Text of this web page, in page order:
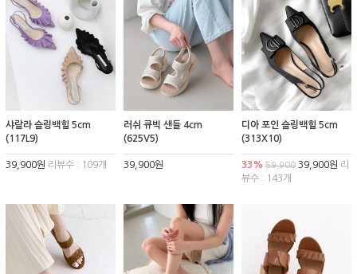
샤랄라 슬링백힐 5cm
(117L9)
39,900원 리뷰수 : 109개
러쉬 큐빅 샌들 4cm
(625V5)
39,900원
디아 포인 슬링백힐 5cm
(313X10)
33% 59,90039,900원 리
뷰수 : 143개